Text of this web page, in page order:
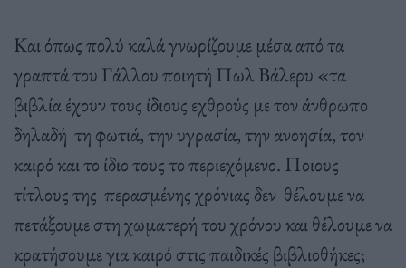
Και όπως πολύ καλά γνωρίζουμε μέσα από τα
γραπτά του Γάλλου ποιητή Πωλ Βάλερυ «τα
βιβλία έχουν τους ίδιους εχθρούς με τον άνθρωπο
δηλαδή τη φωτιά, την υγρασία, την ανοησία, τον
καιρό και το ίδιο τους το περιεχόμενο. Ποιους
τίτλους της περασμένης χρόνιας δεν θέλουμε να
πετάξουμε στη χωματερή του χρόνου και θέλουμε να
κρατήσουμε για καιρό στις παιδικές βιβλιοθήκες;